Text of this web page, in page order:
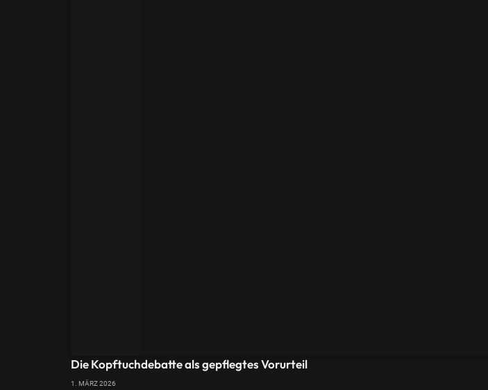
Die Kopftuchdebatte als gepflegtes Vorurteil
1. MÄRZ 2026